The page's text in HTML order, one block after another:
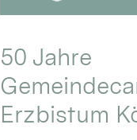
50 Jahre
Erzbistum